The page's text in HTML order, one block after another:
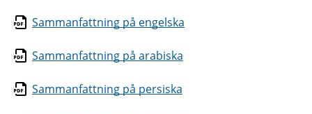
Sammanfattning på engelska
Sammanfattning på arabiska
Sammanfattning på persiska